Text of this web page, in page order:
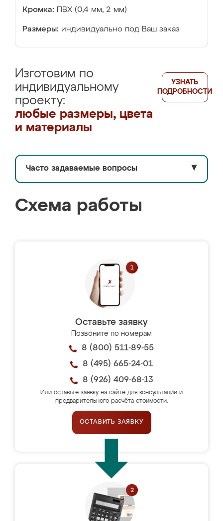
Кромка: ПВХ (0,4 мм, 2 мм)
Размеры: индивидуально под Ваш заказ
Изготовим по
индивидуальному
проекту:
любые размеры, цвета
и материалы
УЗНАТЬ
ПОДРОБНОСТИ
Часто задаваемые вопросы ▼
Схема работы
Оставьте заявку
Позвоните по номерам
8 (800) 511-89-55
8 (495) 665-24-01
8 (926) 409-68-13
Или оставьте заявку на сайте для консультации и
предварительного расчёта стоимости.
ОСТАВИТЬ ЗАЯВКУ